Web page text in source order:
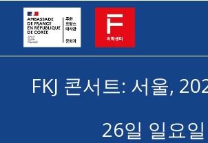
FKJ 콘서트: 서울,
26일 일요일